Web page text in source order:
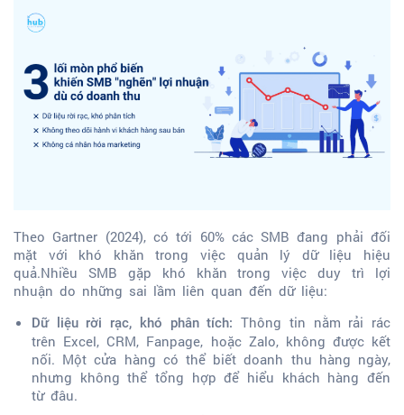
Theo Gartner (2024), có tới 60% các SMB đang phải đối
mặt với khó khăn trong việc quản lý dữ liệu hiệu
quả.Nhiều SMB gặp khó khăn trong việc duy trì lợi
nhuận do những sai lầm liên quan đến dữ liệu:
Dữ liệu rời rạc, khó phân tích: Thông tin nằm rải rác
trên Excel, CRM, Fanpage, hoặc Zalo, không được kết
nối. Một cửa hàng có thể biết doanh thu hàng ngày,
nhưng không thể tổng hợp để hiểu khách hàng đến
từ đâu.